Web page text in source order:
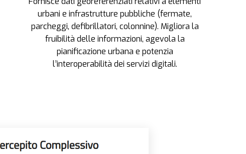
urbani e infrastrutture pubbliche (fermate,
parcheggi, defibrillatori, colonnine). Migliora la
fruibilità delle informazioni, agevola la
pianificazione urbana e potenzia
l’interoperabilità dei servizi digitali.